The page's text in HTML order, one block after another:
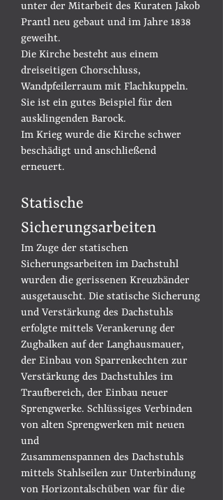
unter der Mitarbeit des Kuraten Jakob
Prantl neu gebaut und im Jahre 1838
geweiht.
Die Kirche besteht aus einem
dreiseitigen Chorschluss,
Wandpfeilerraum mit Flachkuppeln.
Sie ist ein gutes Beispiel für den
ausklingenden Barock.
Im Krieg wurde die Kirche schwer
beschädigt und anschließend
erneuert.
Statische
Sicherungsarbeiten
Im Zuge der statischen
Sicherungsarbeiten im Dachstuhl
wurden die gerissenen Kreuzbänder
ausgetauscht. Die statische Sicherung
und Verstärkung des Dachstuhls
erfolgte mittels Verankerung der
Zugbalken auf der Langhausmauer,
der Einbau von Sparrenkechten zur
Verstärkung des Dachstuhles im
Traufbereich, der Einbau neuer
Sprengwerke. Schlüssiges Verbinden
von alten Sprengwerken mit neuen
und
Zusammenspannen des Dachstuhls
mittels Stahlseilen zur Unterbindung
von Horizontalschüben war für die